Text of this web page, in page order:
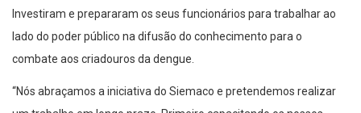
Investiram e prepararam os seus funcionários para trabalhar ao
lado do poder público na difusão do conhecimento para o
combate aos criadouros da dengue.
“Nós abraçamos a iniciativa do Siemaco e pretendemos realizar